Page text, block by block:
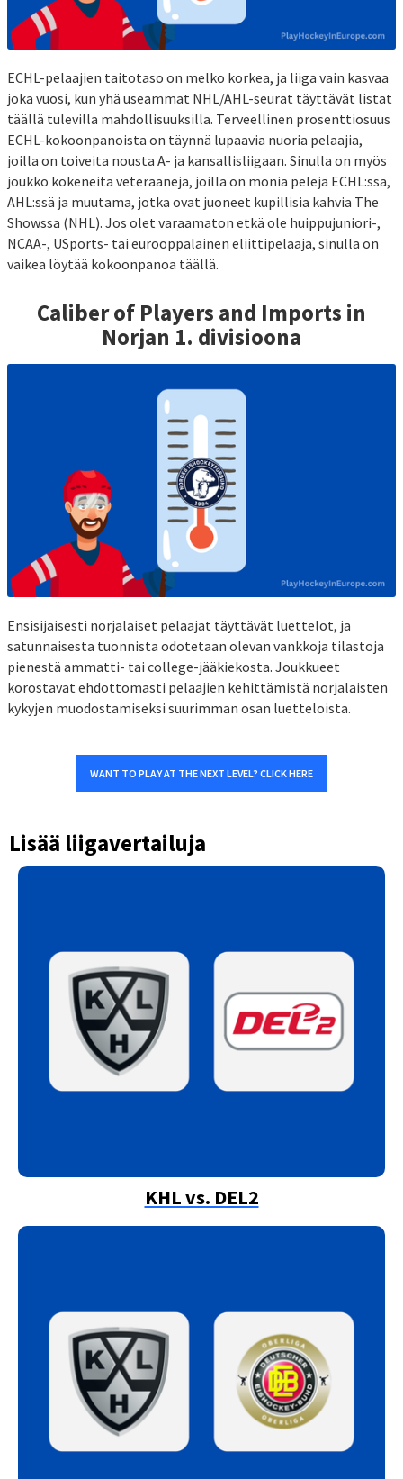
ECHL-pelaajien taitotaso on melko korkea, ja liiga vain kasvaa
joka vuosi, kun yhä useammat NHL/AHL-seurat täyttävät listat
täällä tulevilla mahdollisuuksilla. Terveellinen prosenttiosuus
ECHL-kokoonpanoista on täynnä lupaavia nuoria pelaajia,
joilla on toiveita nousta A- ja kansallisliigaan. Sinulla on myös
joukko kokeneita veteraaneja, joilla on monia pelejä ECHL:ssä,
AHL:ssä ja muutama, jotka ovat juoneet kupillisia kahvia The
Showssa (NHL). Jos olet varaamaton etkä ole huippujuniori-,
NCAA-, USports- tai eurooppalainen eliittipelaaja, sinulla on
vaikea löytää kokoonpanoa täällä.
Caliber of Players and Imports in
Norjan 1. divisioona
Ensisijaisesti norjalaiset pelaajat täyttävät luettelot, ja
satunnaisesta tuonnista odotetaan olevan vankkoja tilastoja
pienestä ammatti- tai college-jääkiekosta. Joukkueet
korostavat ehdottomasti pelaajien kehittämistä norjalaisten
kykyjen muodostamiseksi suurimman osan luetteloista.
WANT TO PLAY AT THE NEXT LEVEL? CLICK HERE
Lisää liigavertailuja
KHL vs. DEL2